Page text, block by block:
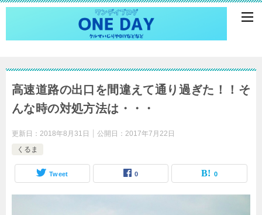
高速道路の出口を間違えて通り過ぎた！！そ
んな時の対処方法は・・・
更新日： 2018年8月31日 公開日： 2017年7月22日
くるま
Tweet 0 0